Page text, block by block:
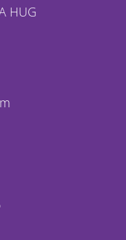
HUG